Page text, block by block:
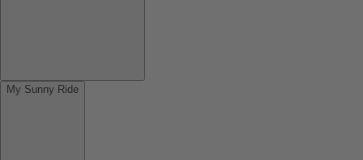
My Sunny Ride